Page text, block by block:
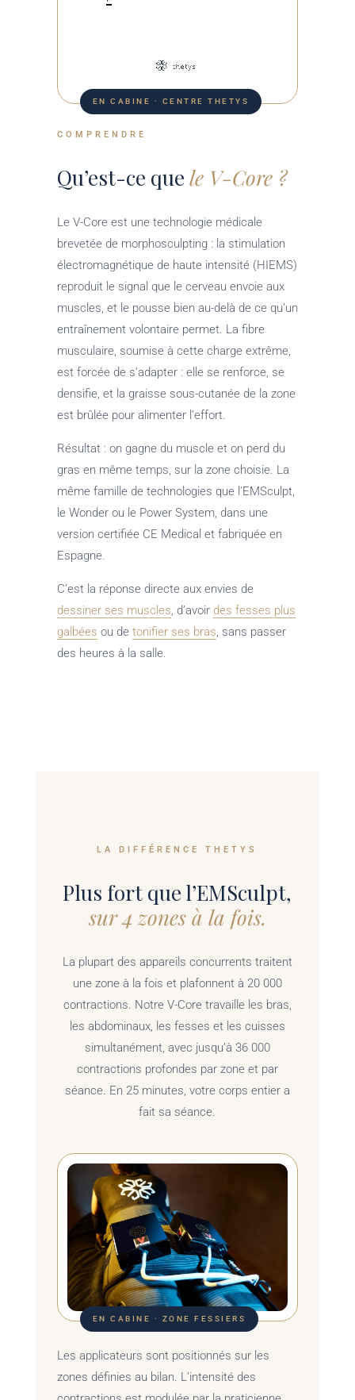
EN CABINE · CENTRE THETYS
COMPRENDRE
Qu’est-ce que le V-Core ?
Le V-Core est une technologie médicale
brevetée de morphosculpting : la stimulation
électromagnétique de haute intensité (HIEMS)
reproduit le signal que le cerveau envoie aux
muscles, et le pousse bien au-delà de ce qu’un
entraînement volontaire permet. La fibre
musculaire, soumise à cette charge extrême,
est forcée de s’adapter : elle se renforce, se
densifie, et la graisse sous-cutanée de la zone
est brûlée pour alimenter l’effort.
Résultat : on gagne du muscle et on perd du
gras en même temps, sur la zone choisie. La
même famille de technologies que l’EMSculpt,
le Wonder ou le Power System, dans une
version certifiée CE Medical et fabriquée en
Espagne.
C’est la réponse directe aux envies de
dessiner ses muscles, d’avoir des fesses plus
galbées ou de tonifier ses bras, sans passer
des heures à la salle.
LA DIFFÉRENCE THETYS
Plus fort que l’EMSculpt,
sur 4 zones à la fois.
La plupart des appareils concurrents traitent
une zone à la fois et plafonnent à 20 000
contractions. Notre V-Core travaille les bras,
les abdominaux, les fesses et les cuisses
simultanément, avec jusqu’à 36 000
contractions profondes par zone et par
séance. En 25 minutes, votre corps entier a
fait sa séance.
EN CABINE · ZONE FESSIERS
Les applicateurs sont positionnés sur les
zones définies au bilan. L’intensité des